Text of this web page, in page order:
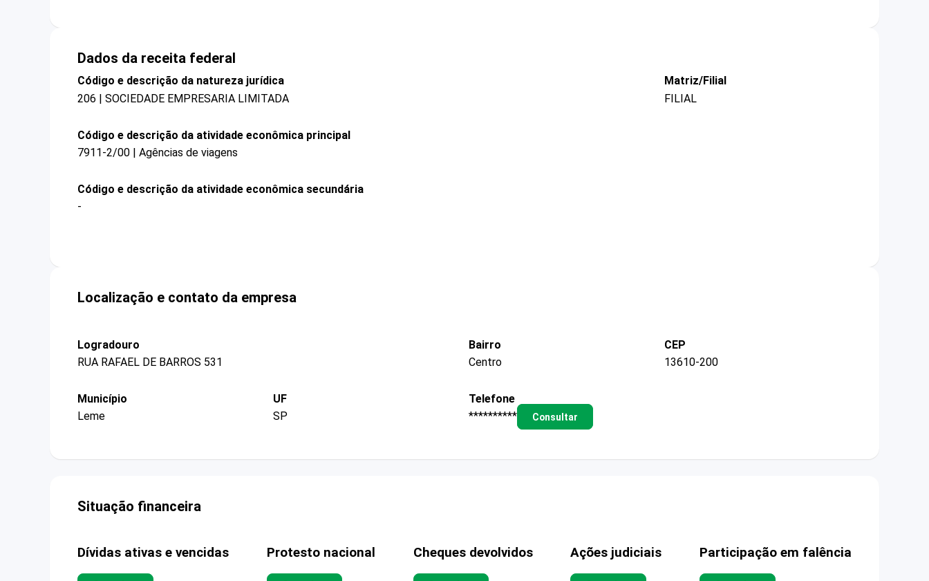
Dados da receita federal
Código e descrição da natureza jurídica
206 | SOCIEDADE EMPRESARIA LIMITADA
Matriz/Filial
FILIAL
Código e descrição da atividade econômica principal
7911-2/00 | Agências de viagens
Código e descrição da atividade econômica secundária
-
Localização e contato da empresa
Logradouro
RUA RAFAEL DE BARROS 531
Bairro
Centro
CEP
13610-200
Município
Leme
UF
SP
Telefone
**********
Consultar
Situação financeira
Dívidas ativas e vencidas Protesto nacional Cheques devolvidos Ações judiciais Participação em falência